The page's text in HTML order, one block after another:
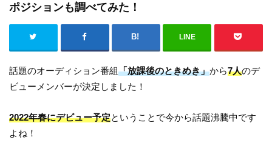
ポジションも調べてみた！
LINE
話題のオーディション番組「放課後のときめき」から7人のデ
ビューメンバーが決定しました！
2022年春にデビュー予定ということで今から話題沸騰中です
よね！